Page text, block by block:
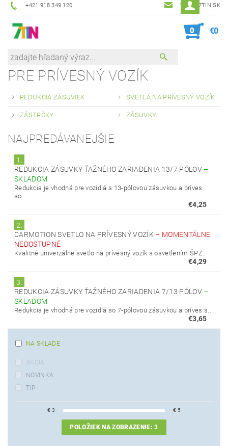
+421 918 349 120 7TIN@7TIN.SK
0 €0
PRE PRÍVESNÝ VOZÍK
REDUKCIA ZÁSUVIEK SVETLÁ NA PRÍVESNÝ VOZÍK
ZÁSTRČKY ZÁSUVKY
NAJPREDÁVANEJŠIE
1.
REDUKCIA ZÁSUVKY ŤAŽNÉHO ZARIADENIA 13/7 PÓLOV –
SKLADOM
Redukcia je vhodná pre vozidlá s 13-pólovou zásuvkou a príves
so...
€4,25
2.
CARMOTION SVETLO NA PRÍVESNÝ VOZÍK – MOMENTÁLNE
NEDOSTUPNÉ
Kvalitné univerzálne svetlo na prívesný vozík s osvetlením ŠPZ.
€4,29
3.
REDUKCIA ZÁSUVKY ŤAŽNÉHO ZARIADENIA 7/13 PÓLOV –
SKLADOM
Redukcia je vhodná pre vozidlá so 7-pólovou zásuvkou a príves s...
€3,65
NA SKLADE
AKCIA
NOVINKA
TIP
€ 3 € 5
POLOŽIEK NA ZOBRAZENIE:3